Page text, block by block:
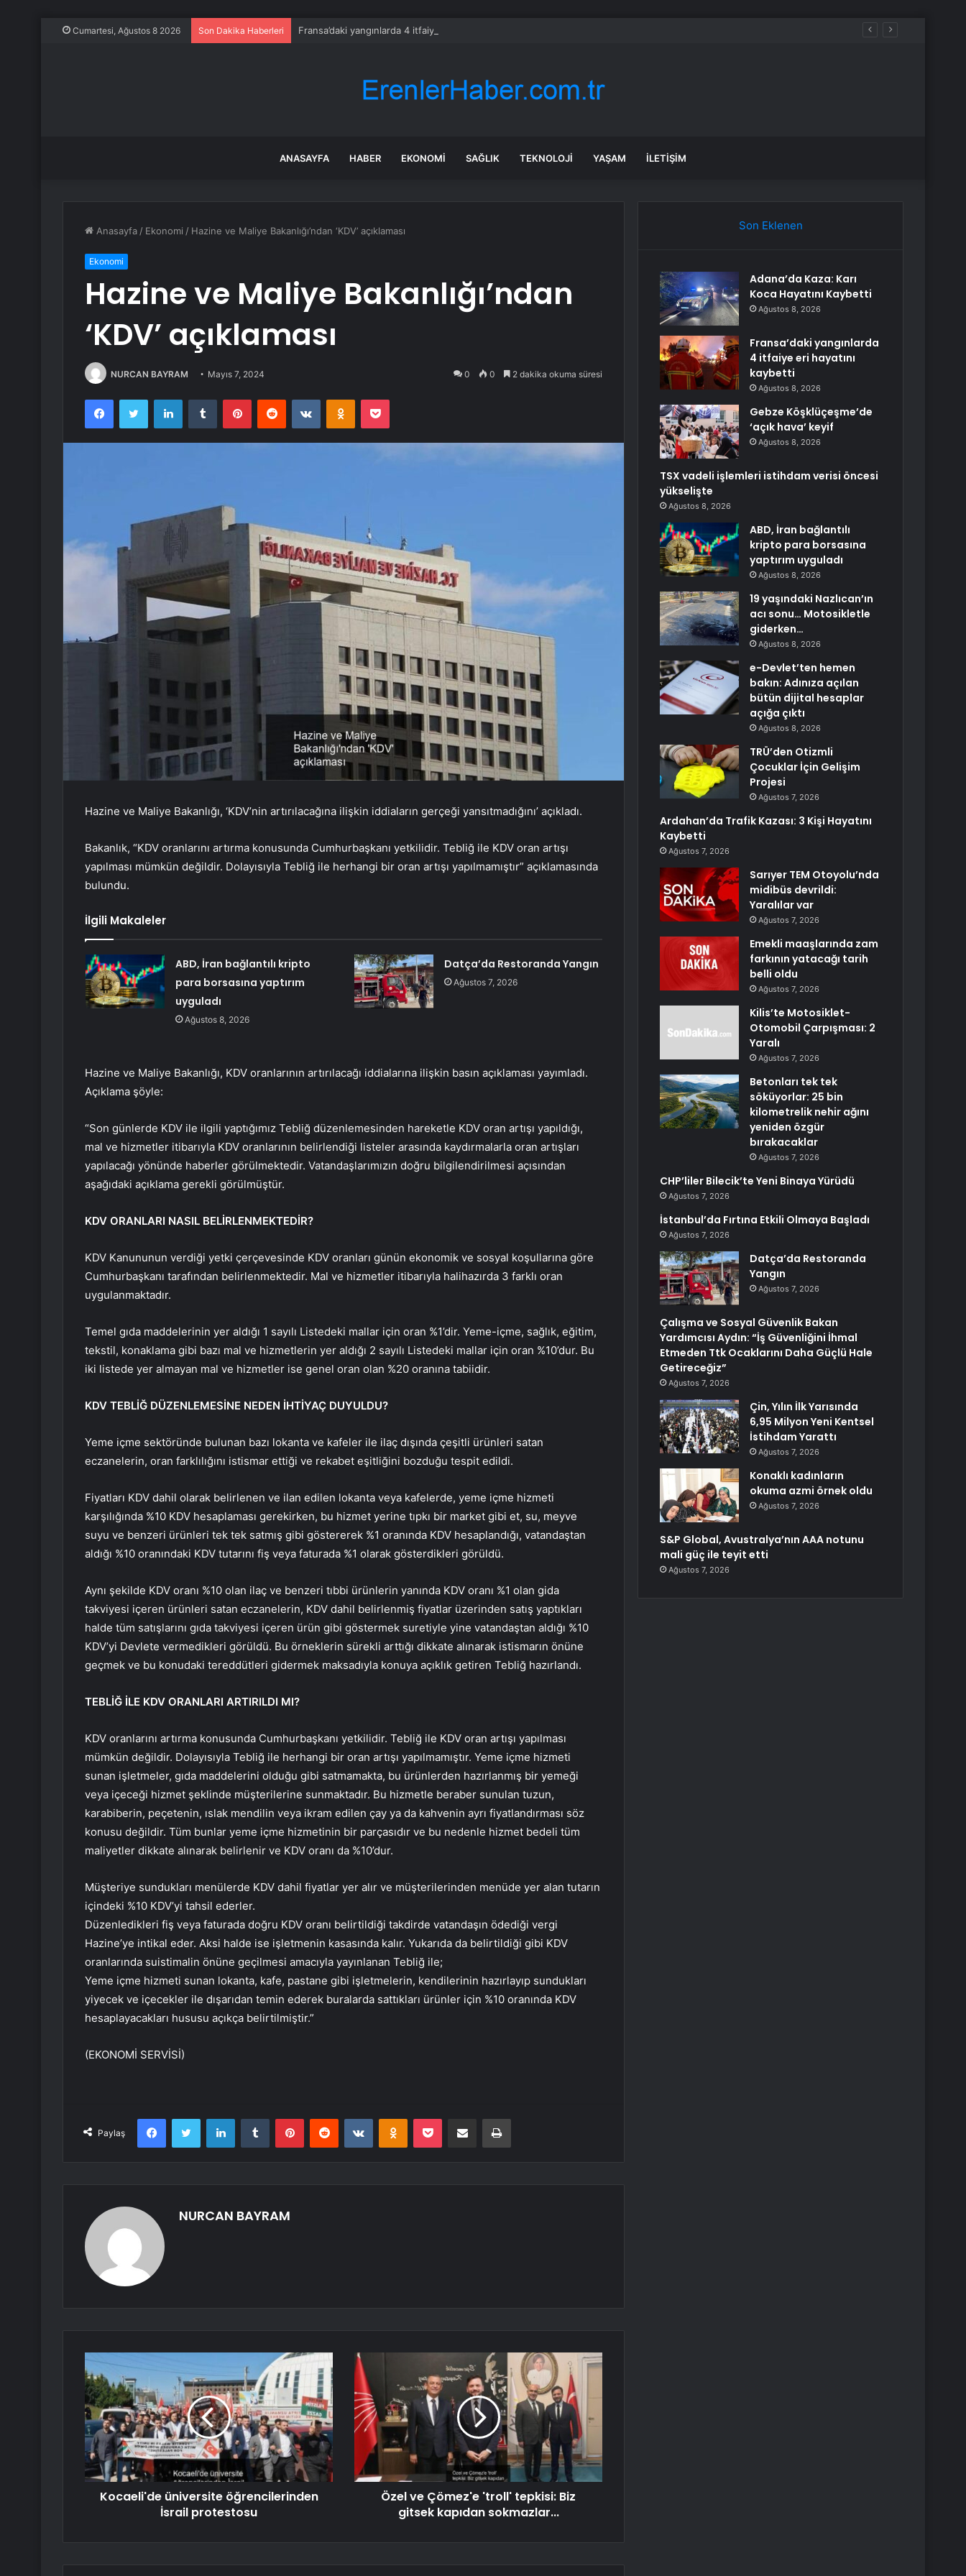
Cumartesi, Ağustos 8 2026 Son Dakika Haberleri Fransa’daki yangınlarda 4 itfaiye eri hayatını kaybetti
ANASAYFA HABER EKONOMI SAĞLIK TEKNOLOJI YAŞAM İLETIŞIM
Anasayfa / Ekonomi / Hazine ve Maliye Bakanlığı’ndan ‘KDV’ açıklaması
Ekonomi
Hazine ve Maliye Bakanlığı’ndan
‘KDV’ açıklaması
NURCAN BAYRAM Mayıs 7, 2024 0 0 2 dakika okuma süresi
FacebookTwitter LinkedInTumblr PinterestReddit VKontakteOdnoklassniki
Pocket
Hazine ve Maliye Bakanlığı, ‘KDV’nin artırılacağına ilişkin iddiaların gerçeği yansıtmadığını’ açıkladı.
Bakanlık, “KDV oranlarını artırma konusunda Cumhurbaşkanı yetkilidir. Tebliğ ile KDV oran artışı
yapılması mümkün değildir. Dolayısıyla Tebliğ ile herhangi bir oran artışı yapılmamıştır” açıklamasında
bulundu.
İlgili Makaleler
ABD, İran bağlantılı kripto
para borsasına yaptırım
uyguladı
Ağustos 8, 2026
Datça’da Restoranda Yangın
Ağustos 7, 2026
Hazine ve Maliye Bakanlığı, KDV oranlarının artırılacağı iddialarına ilişkin basın açıklaması yayımladı.
Açıklama şöyle:
“Son günlerde KDV ile ilgili yaptığımız Tebliğ düzenlemesinden hareketle KDV oran artışı yapıldığı,
mal ve hizmetler itibarıyla KDV oranlarının belirlendiği listeler arasında kaydırmalarla oran artışları
yapılacağı yönünde haberler görülmektedir. Vatandaşlarımızın doğru bilgilendirilmesi açısından
aşağıdaki açıklama gerekli görülmüştür.
KDV ORANLARI NASIL BELİRLENMEKTEDİR?
KDV Kanununun verdiği yetki çerçevesinde KDV oranları günün ekonomik ve sosyal koşullarına göre
Cumhurbaşkanı tarafından belirlenmektedir. Mal ve hizmetler itibarıyla halihazırda 3 farklı oran
uygulanmaktadır.
Temel gıda maddelerinin yer aldığı 1 sayılı Listedeki mallar için oran %1’dir. Yeme-içme, sağlık, eğitim,
tekstil, konaklama gibi bazı mal ve hizmetlerin yer aldığı 2 sayılı Listedeki mallar için oran %10’dur. Bu
iki listede yer almayan mal ve hizmetler ise genel oran olan %20 oranına tabiidir.
KDV TEBLİĞ DÜZENLEMESİNE NEDEN İHTİYAÇ DUYULDU?
Yeme içme sektöründe bulunan bazı lokanta ve kafeler ile ilaç dışında çeşitli ürünleri satan
eczanelerin, oran farklılığını istismar ettiği ve rekabet eşitliğini bozduğu tespit edildi.
Fiyatları KDV dahil olarak belirlenen ve ilan edilen lokanta veya kafelerde, yeme içme hizmeti
karşılığında %10 KDV hesaplaması gerekirken, bu hizmet yerine tıpkı bir market gibi et, su, meyve
suyu ve benzeri ürünleri tek tek satmış gibi göstererek %1 oranında KDV hesaplandığı, vatandaştan
aldığı %10 oranındaki KDV tutarını fiş veya faturada %1 olarak gösterdikleri görüldü.
Aynı şekilde KDV oranı %10 olan ilaç ve benzeri tıbbi ürünlerin yanında KDV oranı %1 olan gida
takviyesi içeren ürünleri satan eczanelerin, KDV dahil belirlenmiş fiyatlar üzerinden satış yaptıkları
halde tüm satışlarını gıda takviyesi içeren ürün gibi göstermek suretiyle yine vatandaştan aldığı %10
KDV’yi Devlete vermedikleri görüldü. Bu örneklerin sürekli arttığı dikkate alınarak istismarın önüne
geçmek ve bu konudaki tereddütleri gidermek maksadıyla konuya açıklık getiren Tebliğ hazırlandı.
TEBLİĞ İLE KDV ORANLARI ARTIRILDI MI?
KDV oranlarını artırma konusunda Cumhurbaşkanı yetkilidir. Tebliğ ile KDV oran artışı yapılması
mümkün değildir. Dolayısıyla Tebliğ ile herhangi bir oran artışı yapılmamıştır. Yeme içme hizmeti
sunan işletmeler, gıda maddelerini olduğu gibi satmamakta, bu ürünlerden hazırlanmış bir yemeği
veya içeceği hizmet şeklinde müşterilerine sunmaktadır. Bu hizmetle beraber sunulan tuzun,
karabiberin, peçetenin, ıslak mendilin veya ikram edilen çay ya da kahvenin ayrı fiyatlandırması söz
konusu değildir. Tüm bunlar yeme içme hizmetinin bir parçasıdır ve bu nedenle hizmet bedeli tüm
maliyetler dikkate alınarak belirlenir ve KDV oranı da %10’dur.
Müşteriye sundukları menülerde KDV dahil fiyatlar yer alır ve müşterilerinden menüde yer alan tutarın
içindeki %10 KDV’yi tahsil ederler.
Düzenledikleri fiş veya faturada doğru KDV oranı belirtildiği takdirde vatandaşın ödediği vergi
Hazine’ye intikal eder. Aksi halde ise işletmenin kasasında kalır. Yukarıda da belirtildiği gibi KDV
oranlarında suistimalin önüne geçilmesi amacıyla yayınlanan Tebliğ ile;
Yeme içme hizmeti sunan lokanta, kafe, pastane gibi işletmelerin, kendilerinin hazırlayıp sundukları
yiyecek ve içecekler ile dışarıdan temin ederek buralarda sattıkları ürünler için %10 oranında KDV
hesaplayacakları hususu açıkça belirtilmiştir.”
(EKONOMİ SERVİSİ)
Paylaş
FacebookTwitter LinkedInTumblr PinterestReddit VKontakteOdnoklassniki
Pocket E-Posta ile paylaş Yazdır
NURCAN BAYRAM
Kocaeli'de üniversite öğrencilerinden
İsrail protestosu
Özel ve Çömez'e 'troll' tepkisi: Biz
gitsek kapıdan sokmazlar...
Son Eklenen
Adana’da Kaza: Karı
Koca Hayatını Kaybetti
Ağustos 8, 2026
Fransa’daki yangınlarda
4 itfaiye eri hayatını
kaybetti
Ağustos 8, 2026
Gebze Köşklüçeşme’de
‘açık hava’ keyif
Ağustos 8, 2026
TSX vadeli işlemleri istihdam verisi öncesi
yükselişte
Ağustos 8, 2026
ABD, İran bağlantılı
kripto para borsasına
yaptırım uyguladı
Ağustos 8, 2026
19 yaşındaki Nazlıcan’ın
acı sonu… Motosikletle
giderken…
Ağustos 8, 2026
e-Devlet’ten hemen
bakın: Adınıza açılan
bütün dijital hesaplar
açığa çıktı
Ağustos 8, 2026
TRÜ’den Otizmli
Çocuklar İçin Gelişim
Projesi
Ağustos 7, 2026
Ardahan’da Trafik Kazası: 3 Kişi Hayatını
Kaybetti
Ağustos 7, 2026
Sarıyer TEM Otoyolu’nda
midibüs devrildi:
Yaralılar var
Ağustos 7, 2026
Emekli maaşlarında zam
farkının yatacağı tarih
belli oldu
Ağustos 7, 2026
Kilis’te Motosiklet-
Otomobil Çarpışması: 2
Yaralı
Ağustos 7, 2026
Betonları tek tek
söküyorlar: 25 bin
kilometrelik nehir ağını
yeniden özgür
bırakacaklar
Ağustos 7, 2026
CHP’liler Bilecik’te Yeni Binaya Yürüdü
Ağustos 7, 2026
İstanbul’da Fırtına Etkili Olmaya Başladı
Ağustos 7, 2026
Datça’da Restoranda
Yangın
Ağustos 7, 2026
Çalışma ve Sosyal Güvenlik Bakan
Yardımcısı Aydın: “İş Güvenliğini İhmal
Etmeden Ttk Ocaklarını Daha Güçlü Hale
Getireceğiz”
Ağustos 7, 2026
Çin, Yılın İlk Yarısında
6,95 Milyon Yeni Kentsel
İstihdam Yarattı
Ağustos 7, 2026
Konaklı kadınların
okuma azmi örnek oldu
Ağustos 7, 2026
S&P Global, Avustralya’nın AAA notunu
mali güç ile teyit etti
Ağustos 7, 2026